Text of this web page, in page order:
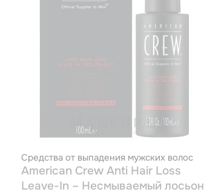
Средства от выпадения мужских волос
American Crew Anti Hair Loss
Leave-In – Несмываемый лосьон